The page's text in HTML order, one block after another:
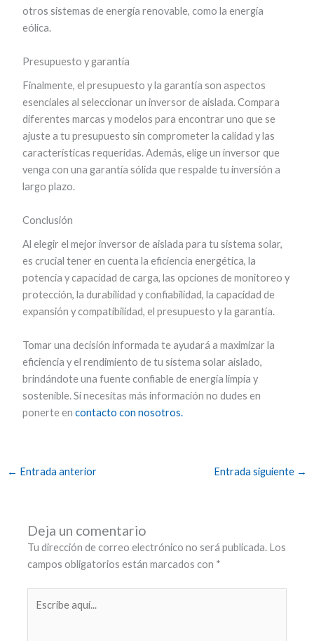
otros sistemas de energía renovable, como la energía
eólica.
Presupuesto y garantía
Finalmente, el presupuesto y la garantía son aspectos
esenciales al seleccionar un inversor de aislada. Compara
diferentes marcas y modelos para encontrar uno que se
ajuste a tu presupuesto sin comprometer la calidad y las
características requeridas. Además, elige un inversor que
venga con una garantía sólida que respalde tu inversión a
largo plazo.
Conclusión
Al elegir el mejor inversor de aislada para tu sistema solar,
es crucial tener en cuenta la eficiencia energética, la
potencia y capacidad de carga, las opciones de monitoreo y
protección, la durabilidad y confiabilidad, la capacidad de
expansión y compatibilidad, el presupuesto y la garantía.
Tomar una decisión informada te ayudará a maximizar la
eficiencia y el rendimiento de tu sistema solar aislado,
brindándote una fuente confiable de energía limpia y
sostenible. Si necesitas más información no dudes en
ponerte encontacto con nosotros.
← Entrada anterior Entrada siguiente →
Deja un comentario
Tu dirección de correo electrónico no será publicada. Los
campos obligatorios están marcados con *
aquí...